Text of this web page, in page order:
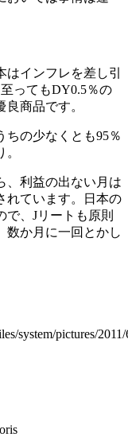
インフレを差し引
ってもDY0.5％の
商品です。
ちの少なくとも95％
、利益の出ない月は
れています。日本の
で、Jリートも原則
数か月に一回とかし
system/pictures/